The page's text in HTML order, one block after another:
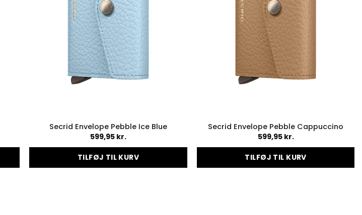
Secrid Envelope Pebble Ice Blue
599,95 kr.
TILFØJ TIL KURV
Secrid Envelope Pebble Cappuccino
599,95 kr.
TILFØJ TIL KURV